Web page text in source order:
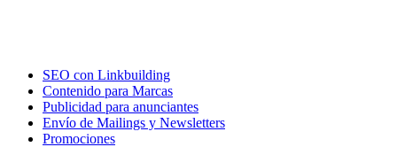
SEO con Linkbuilding
Contenido para Marcas
Publicidad para anunciantes
Envío de Mailings y Newsletters
Promociones